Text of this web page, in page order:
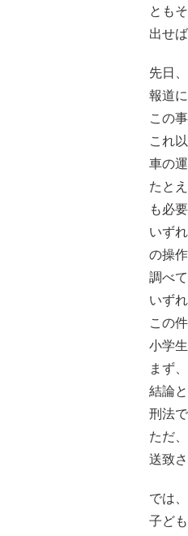
とも
出せ
先日
報道
この
これ
車の
たと
も必
いず
の操
調べ
いず
この
小学
まず
結論
刑法
ただ
送致
では
子ど